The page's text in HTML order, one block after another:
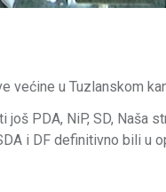
većine u Tuzlanskom
PDA, NiP, SD, Naša
i DF definitivno bili u